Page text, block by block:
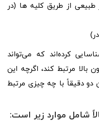
از طریق کلیه ها (در
کرده‌اند که می‌تواند
مرتبط کند، اگرچه این
دقیقاً با چه چیزی مرتبط